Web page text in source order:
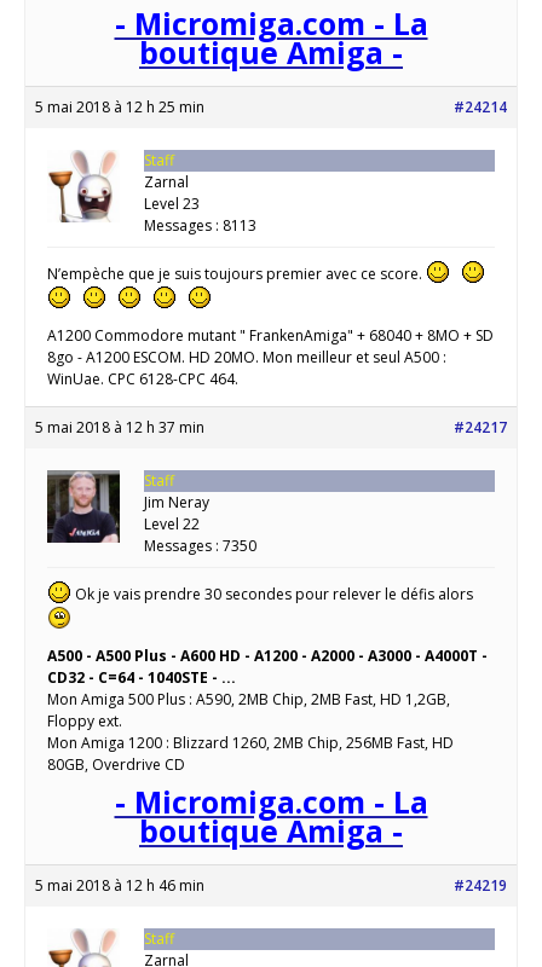
- Micromiga.com - La
boutique Amiga -
5 mai 2018 à 12 h 25 min #24214
Staff
Zarnal
Level 23
Messages : 8113
N’empèche que je suis toujours premier avec ce score.
A1200 Commodore mutant " FrankenAmiga" + 68040 + 8MO + SD
8go - A1200 ESCOM. HD 20MO. Mon meilleur et seul A500 :
WinUae. CPC 6128-CPC 464.
5 mai 2018 à 12 h 37 min #24217
Staff
Jim Neray
Level 22
Messages : 7350
Ok je vais prendre 30 secondes pour relever le défis alors
A500 - A500 Plus - A600 HD - A1200 - A2000 - A3000 - A4000T -
CD32 - C=64 - 1040STE - ...
Mon Amiga 500 Plus : A590, 2MB Chip, 2MB Fast, HD 1,2GB,
Floppy ext.
Mon Amiga 1200 : Blizzard 1260, 2MB Chip, 256MB Fast, HD
80GB, Overdrive CD
- Micromiga.com - La
boutique Amiga -
5 mai 2018 à 12 h 46 min #24219
Staff
Zarnal